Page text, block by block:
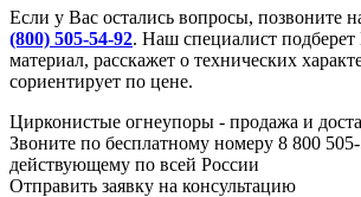
Если у Вас остались вопросы, позвоните
(800) 505-54-92. Наш специалист
материал, расскажет о технических
сориентирует по цене.
Цирконистые огнеупоры - продажа и
Звоните по бесплатному номеру 8 800
действующему по всей России
Отправить заявку на консультацию